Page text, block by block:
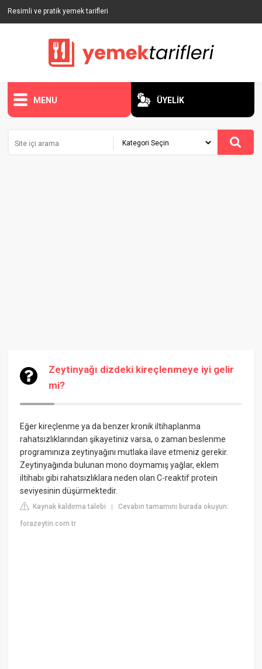
Resimli ve pratik yemek tarifleri
MENU ÜYELİK
Zeytinyağı dizdeki kireçlenmeye iyi gelir
mi?
Eğer kireçlenme ya da benzer kronik iltihaplanma
rahatsızlıklarından şikayetiniz varsa, o zaman beslenme
programınıza zeytinyağını mutlaka ilave etmeniz gerekir.
Zeytinyağında bulunan mono doymamış yağlar, eklem
iltihabı gibi rahatsızlıklara neden olan C-reaktif protein
seviyesinin düşürmektedir.
Kaynak kaldırma talebi |Cevabın tamamını burada okuyun:
forazeytin.com.tr